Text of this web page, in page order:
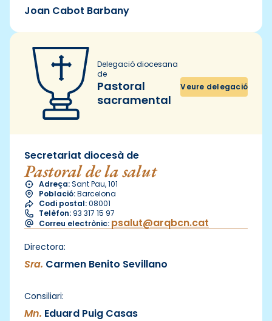
Joan Cabot Barbany
Delegació diocesana
de
Pastoral
sacramental
Veure delegació
Secretariat diocesà de
Pastoral de la salut
Adreça:Sant Pau, 101
Població:Barcelona
Codi postal:08001
Telèfon: 93 317 15 97
Correu electrònic: psalut@arqbcn.cat
Directora:
Sra. Carmen Benito Sevillano
Consiliari:
Mn. Eduard Puig Casas